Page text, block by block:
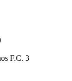
F.C. 3